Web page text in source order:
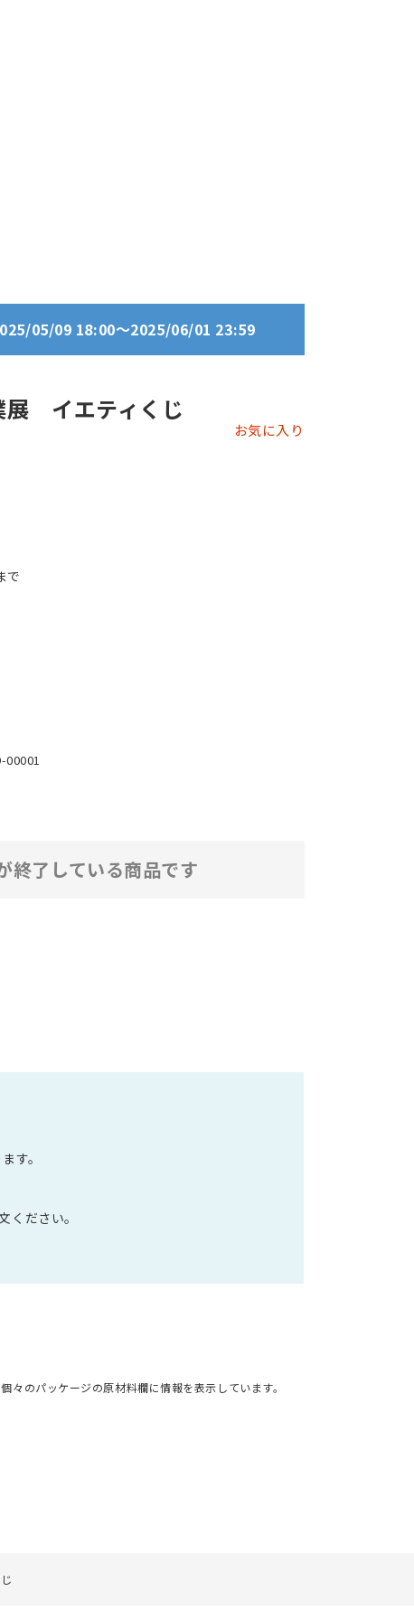
05/09 18:00～2025/06/01 23:59
展 イエティくじ
お気に入り
で
00001
終了している商品です
す。
ださい。
のパッケージの原材料欄に情報を表示しています。